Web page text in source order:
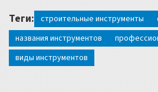
Теги: строительные инструменты
названия инструментов
виды инструментов